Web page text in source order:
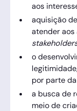
aos
aquisição
atender aos
o
por parte
a busca de
meio de